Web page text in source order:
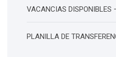
VACANCIAS DISPONIBLES
PLANILLA DE